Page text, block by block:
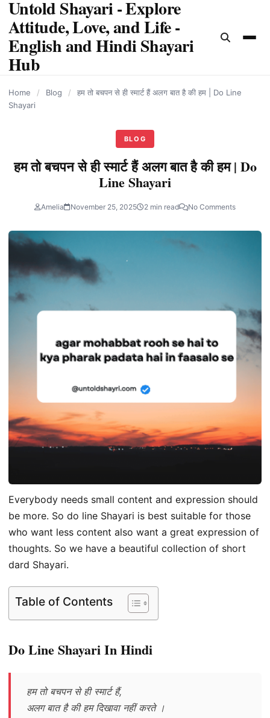
content
Untold Shayari - Explore
Attitude, Love, and Life -
English and Hindi Shayari
Hub
Home / Blog /
हम तो बचपन से ही स्मार्ट हैं अलग बात है की हम | Do Line
Shayari
BLOG
हम तो बचपन से ही स्मार्ट हैं अलग बात है की हम | Do
Line Shayari
Amelia November 25, 2025 2 min read No Comments
Everybody needs small content and expression should
be more. So do line Shayari is best suitable for those
who want less content also want a great expression of
thoughts. So we have a beautiful collection of short
dard Shayari.
Table of Contents
Do Line Shayari In Hindi
हम तो बचपन से ही स्मार्ट हैं,
अलग बात है की हम दिखावा नहीं करते ।